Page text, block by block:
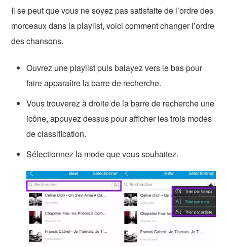
Il se peut que vous ne soyez pas satisfaite de l’ordre des
morceaux dans la playlist, voici comment changer l’ordre
des chansons.
Ouvrez une playlist puis balayez vers le bas pour
faire apparaître la barre de recherche.
Vous trouverez à droite de la barre de recherche une
icône, appuyez dessus pour afficher les trois modes
de classification.
Sélectionnez la mode que vous souhaitez.